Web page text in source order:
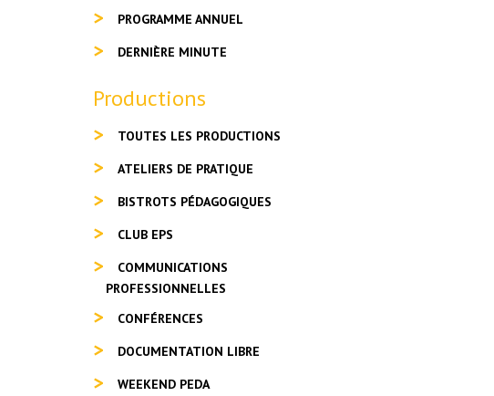
PROGRAMME ANNUEL
DERNIÈRE MINUTE
Productions
TOUTES LES PRODUCTIONS
ATELIERS DE PRATIQUE
BISTROTS PÉDAGOGIQUES
CLUB EPS
COMMUNICATIONS
PROFESSIONNELLES
CONFÉRENCES
DOCUMENTATION LIBRE
WEEKEND PEDA